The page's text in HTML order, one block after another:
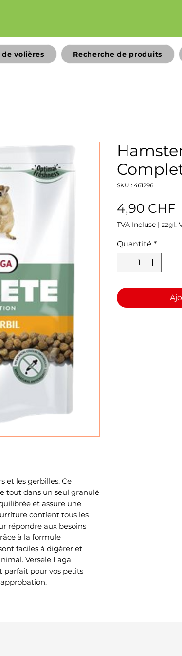
volières Recherche de produits
et les gerbilles. Ce
tout dans un seul granulé
et assure une
contient tous les
répondre aux besoins
à la formule
faciles à digérer et
Versele Laga
parfait pour vos petits
SKU : 461296
4,90 CHF
TVA Incluse | zzgl.
Quantité *